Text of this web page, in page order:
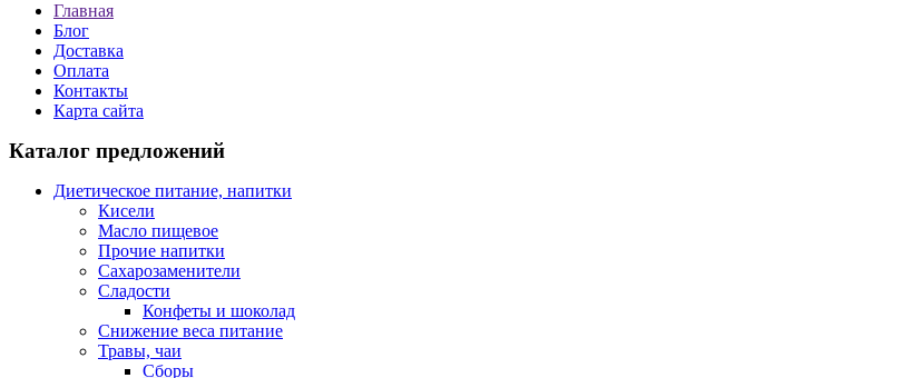
Главная
Блог
Доставка
Оплата
Контакты
Карта сайта
Каталог предложений
Диетическое питание, напитки
Кисели
Масло пищевое
Прочие напитки
Сахарозаменители
Сладости
Конфеты и шоколад
Снижение веса питание
Травы, чаи
Сборы